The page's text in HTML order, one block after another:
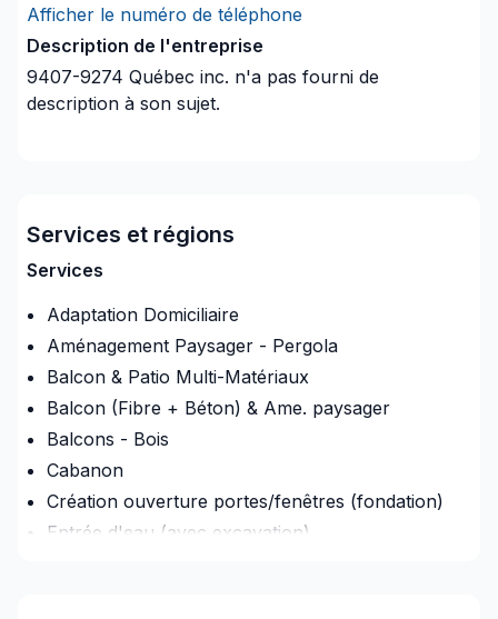
Afficher le numéro de téléphone
Description de l'entreprise
9407-9274 Québec inc. n'a pas fourni de
description à son sujet.
Services et régions
Services
Adaptation Domiciliaire
Aménagement Paysager - Pergola
Balcon & Patio Multi-Matériaux
Balcon (Fibre + Béton) & Ame. paysager
Balcons - Bois
Cabanon
Création ouverture portes/fenêtres (fondation)
Entrée d'eau (avec excavation)